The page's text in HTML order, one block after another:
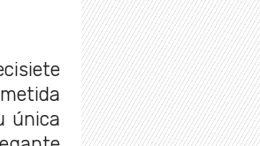
única